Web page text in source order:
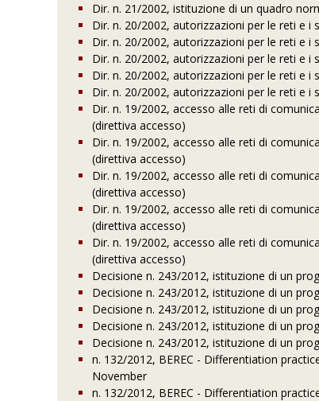
Dir. n. 21/2002, istituzione di un quadro
Dir. n. 20/2002, autorizzazioni per le reti e
Dir. n. 20/2002, autorizzazioni per le reti e
Dir. n. 20/2002, autorizzazioni per le reti e
Dir. n. 20/2002, autorizzazioni per le reti e
Dir. n. 20/2002, autorizzazioni per le reti e
Dir. n. 19/2002, accesso alle reti di
(direttiva accesso)
Dir. n. 19/2002, accesso alle reti di
(direttiva accesso)
Dir. n. 19/2002, accesso alle reti di
(direttiva accesso)
Dir. n. 19/2002, accesso alle reti di
(direttiva accesso)
Dir. n. 19/2002, accesso alle reti di
(direttiva accesso)
Decisione n. 243/2012, istituzione di un
Decisione n. 243/2012, istituzione di un
Decisione n. 243/2012, istituzione di un
Decisione n. 243/2012, istituzione di un
Decisione n. 243/2012, istituzione di un
n. 132/2012, BEREC - Differentiation
November
n. 132/2012, BEREC - Differentiation